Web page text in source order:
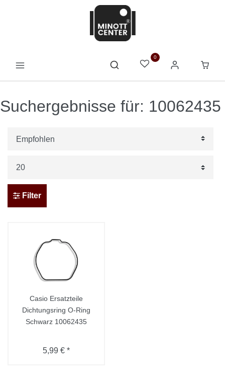
0
Suchergebnisse für: 10062435
Filter
Casio Ersatzteile
Dichtungsring O-Ring
Schwarz 10062435
5,99 € *